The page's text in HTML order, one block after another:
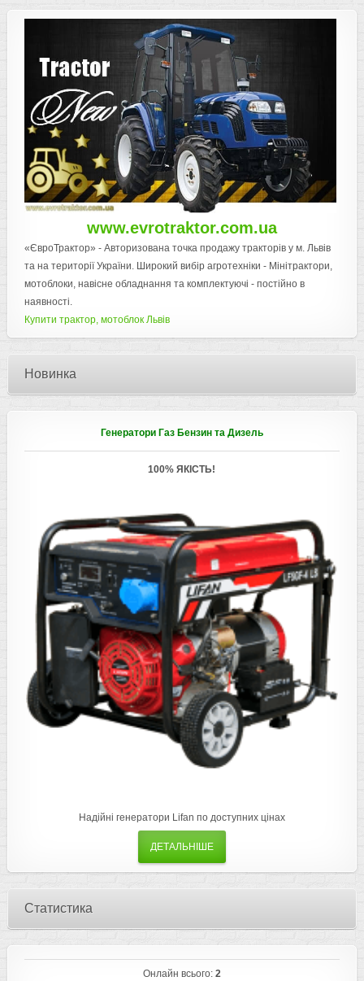
www.evrotraktor.com.ua
«ЄвроТрактор» - Авторизована точка продажу тракторів у м. Львів
та на території України. Широкий вибір агротехніки - Мінітрактори,
мотоблоки, навісне обладнання та комплектуючі - постійно в
наявності.
Купити трактор, мотоблок Львів
Новинка
Генератори Газ Бензин та Дизель
100% ЯКІСТЬ!
Надійні генератори Lifan по доступних цінах
ДЕТАЛЬНІШЕ
Статистика
Онлайн всього: 2